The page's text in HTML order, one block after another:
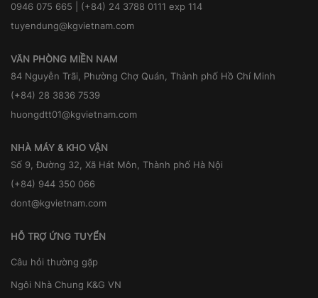
0946 075 665 | (+84) 24 3788 0111 exp 114
tuyendung@kgvietnam.com
VĂN PHÒNG MIỀN NAM
84 Nguyễn Trãi, Phường Chợ Quán, Thành phố Hồ Chí Minh
(+84) 28 3836 7539
huongdtt01@kgvietnam.com
NHÀ MÁY & KHO VẬN
Số 9, Đường 32, Xã Hát Môn, Thành phố Hà Nội
(+84) 944 350 066
dont@kgvietnam.com
HỖ TRỢ ỨNG TUYỂN
Câu hỏi thường gặp
Ngôi Nhà Chung K&G VN